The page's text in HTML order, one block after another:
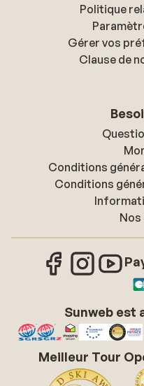
Politique
Gérer vos
Clause de
Conditions
Conditions
Sunweb est
Meilleur Tour